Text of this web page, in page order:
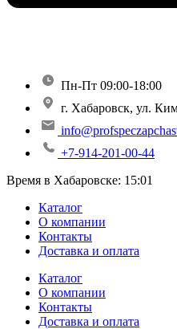
Пн-Пт 09:00-18:00
г. Хабаровск, ул.
+7-914-201-00-44
Время в Хабаровске: 15:01
Каталог
О компании
Контакты
Доставка и оплата
Каталог
О компании
Контакты
Доставка и оплата